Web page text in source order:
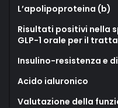
L’apolipoproteina (b)
Risultati positivi nella
GLP-1 orale per il
Insulino-resistenza e
Acido ialuronico
Valutazione della